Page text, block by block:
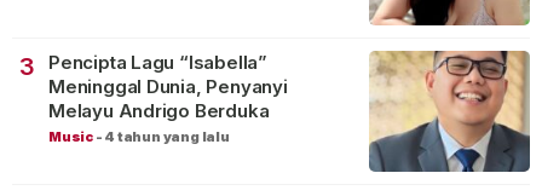
3
Pencipta Lagu “Isabella”
Meninggal Dunia, Penyanyi
Melayu Andrigo Berduka
Music - 4 tahun yang lalu